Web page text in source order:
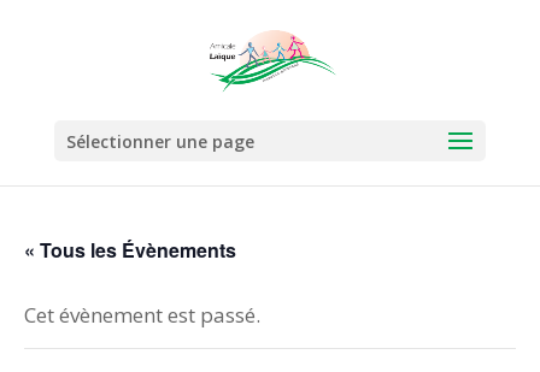
Sélectionner une page
« Tous les Évènements
Cet évènement est passé.